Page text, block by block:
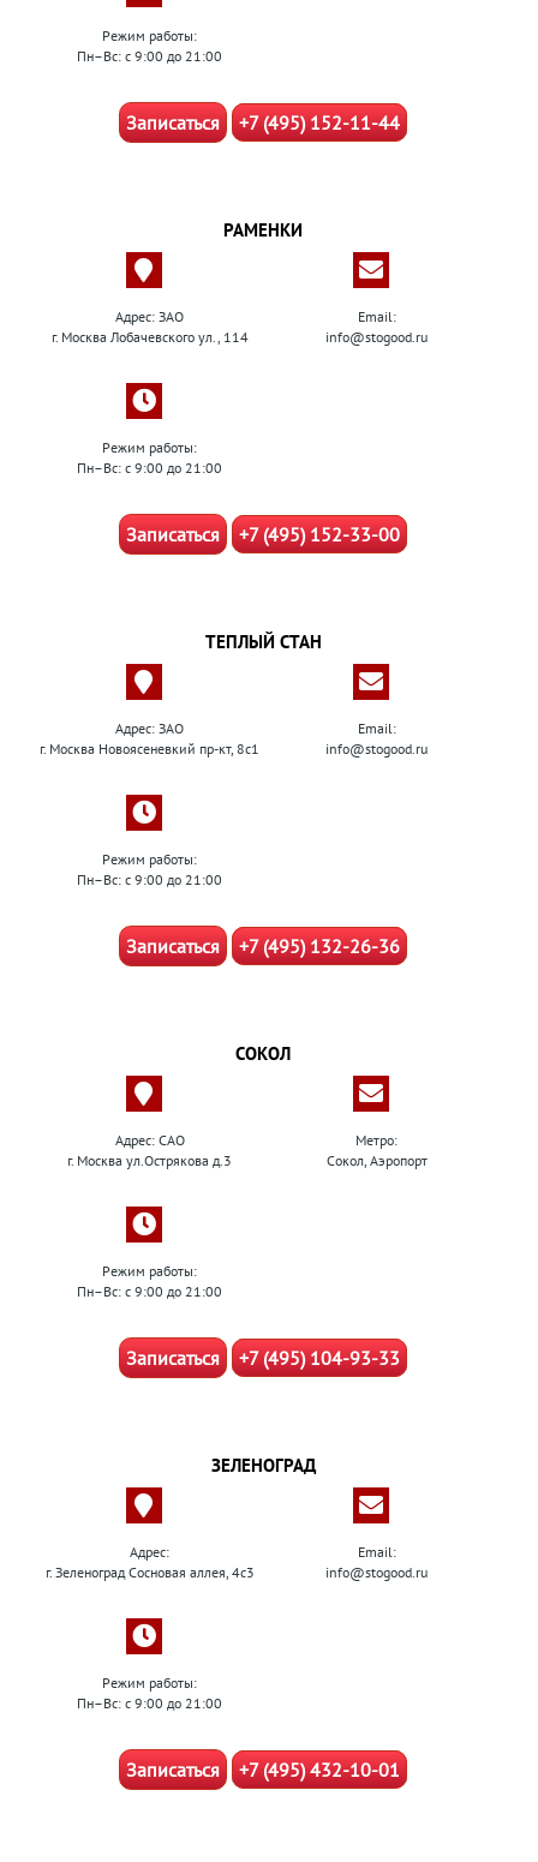
Режим работы:
Пн–Вс: с 9:00 до 21:00
Записаться +7 (495) 152-11-44
РАМЕНКИ
Адрес: ЗАО
г. Москва Лобачевского ул., 114
Email:
info@stogood.ru
Режим работы:
Пн–Вс: с 9:00 до 21:00
Записаться +7 (495) 152-33-00
ТЕПЛЫЙ СТАН
Адрес: ЗАО
г. Москва Новоясеневкий пр-кт, 8с1
Email:
info@stogood.ru
Режим работы:
Пн–Вс: с 9:00 до 21:00
Записаться +7 (495) 132-26-36
СОКОЛ
Адрес: САО
г. Москва ул.Острякова д.3
Метро:
Сокол, Аэропорт
Режим работы:
Пн–Вс: с 9:00 до 21:00
Записаться +7 (495) 104-93-33
ЗЕЛЕНОГРАД
Адрес:
г. Зеленоград Сосновая аллея, 4с3
Email:
info@stogood.ru
Режим работы:
Пн–Вс: с 9:00 до 21:00
Записаться +7 (495) 432-10-01